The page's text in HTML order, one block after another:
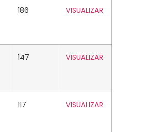
186 VISUALIZAR
147 VISUALIZAR
117 VISUALIZAR